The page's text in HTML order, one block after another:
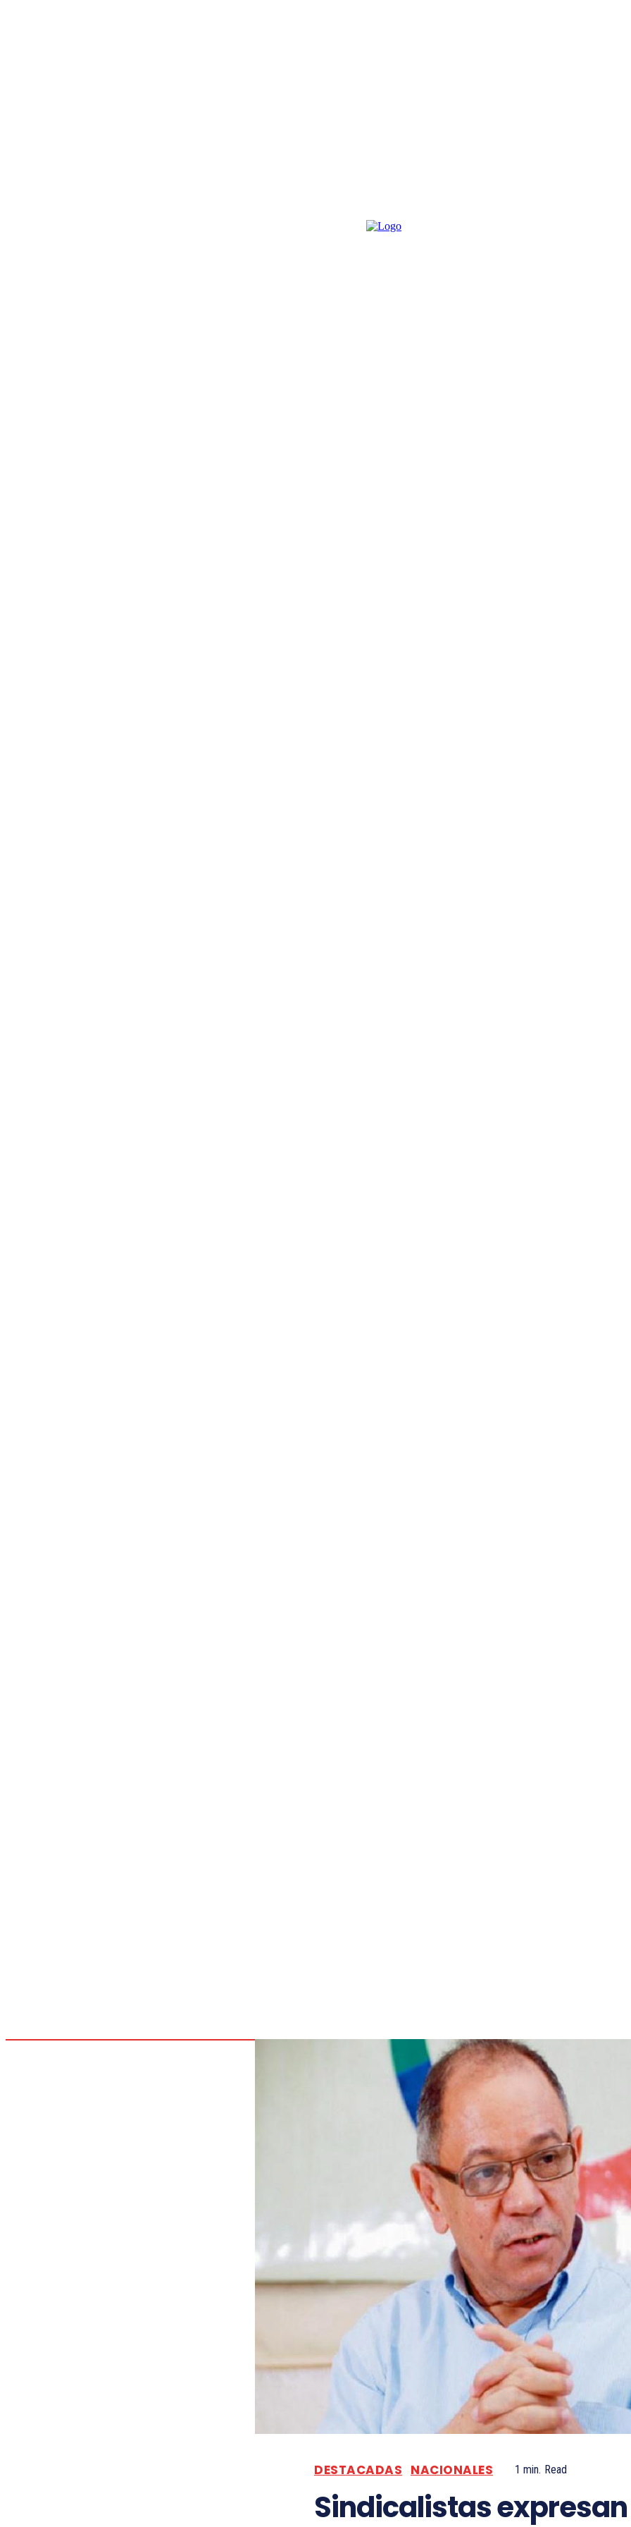
DESTACADAS NACIONALES 1 min. Read
Sindicalistas expresan